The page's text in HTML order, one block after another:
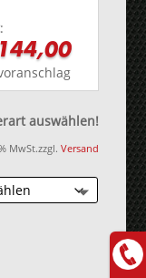
:
auswählen!
MwSt.zzgl. Versand